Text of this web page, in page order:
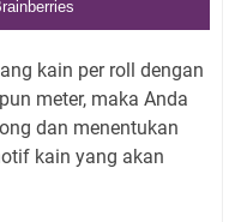
kain per roll dengan
meter, maka Anda
dan menentukan
kain yang akan